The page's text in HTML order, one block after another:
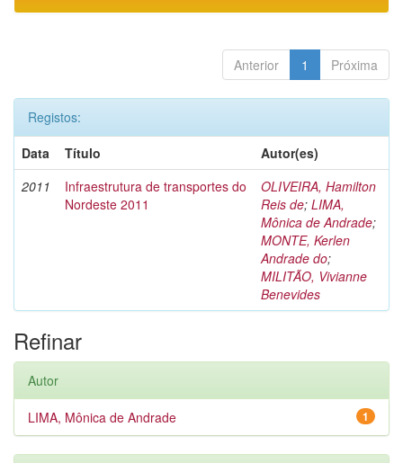
Anterior 1 Próxima
Registos:
Data
Título
Autor(es)
2011
Infraestrutura de transportes do
Nordeste 2011
OLIVEIRA, Hamilton
Reis de; LIMA,
Mônica de Andrade;
MONTE, Kerlen
Andrade do;
MILITÃO, Vivianne
Benevides
Refinar
Autor
1
LIMA, Mônica de Andrade